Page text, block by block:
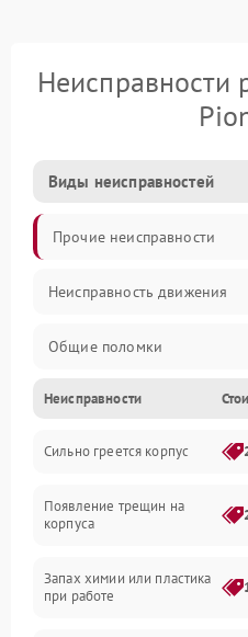
Неисправности
Виды неисправностей
Прочие неисправности
Неисправность движения
Общие поломки
Неисправность датчиков
Неисправность
Проблемы с сигналом
Неисправности
Сильно греется корпус
Появление трещин на
корпуса
Запах химии или пластика
при работе